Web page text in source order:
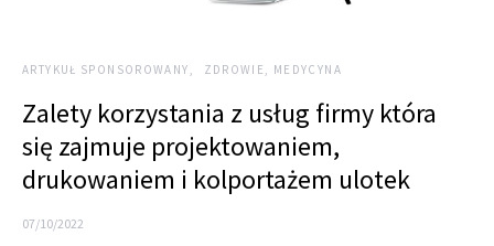
ARTYKUŁ SPONSOROWANY ZDROWIE, MEDYCYNA
Zalety korzystania z usług firmy która
się zajmuje projektowaniem,
drukowaniem i kolportażem ulotek
07/10/2022